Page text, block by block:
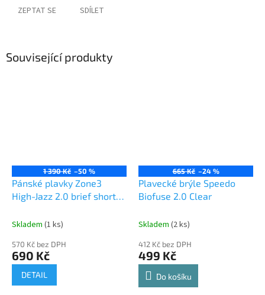
ZEPTAT SE SDÍLET
Související produkty
1 390 Kč –50 %
Pánské plavky Zone3
High-Jazz 2.0 brief shorts
BLACK/YELLOW/GREEN/WHITE
Skladem (1 ks)
570 Kč bez DPH
690 Kč
DETAIL
665 Kč –24 %
Plavecké brýle Speedo
Biofuse 2.0 Clear
Skladem (2 ks)
412 Kč bez DPH
499 Kč
Do košíku